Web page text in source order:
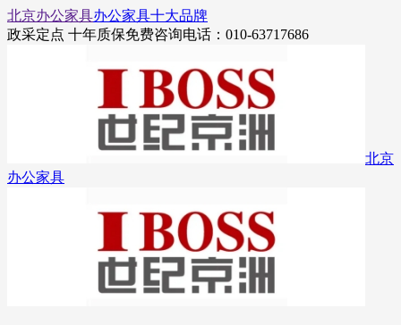
北京办公家具办公家具十大品牌
政采定点 十年质保免费咨询电话：010-63717686
北京
办公家具